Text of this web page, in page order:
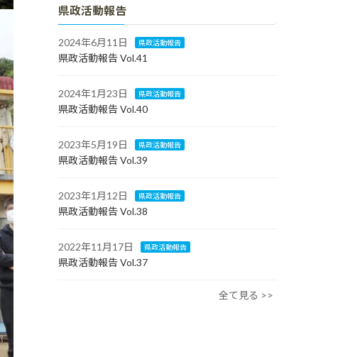
県政活動報告
2024年6月11日 県政活動報告
県政活動報告 Vol.41
2024年1月23日 県政活動報告
県政活動報告 Vol.40
2023年5月19日 県政活動報告
県政活動報告 Vol.39
2023年1月12日 県政活動報告
県政活動報告 Vol.38
2022年11月17日 県政活動報告
県政活動報告 Vol.37
全て見る >>